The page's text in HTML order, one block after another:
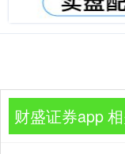
财盛证券app